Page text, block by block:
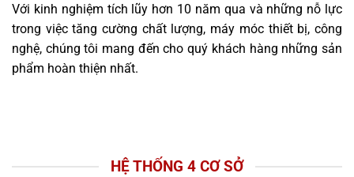
Với kinh nghiệm tích lũy hơn 10 năm qua và những nỗ lực
trong việc tăng cường chất lượng, máy móc thiết bị, công
nghệ, chúng tôi mang đến cho quý khách hàng những sản
phẩm hoàn thiện nhất.
HỆ THỐNG 4 CƠ SỞ